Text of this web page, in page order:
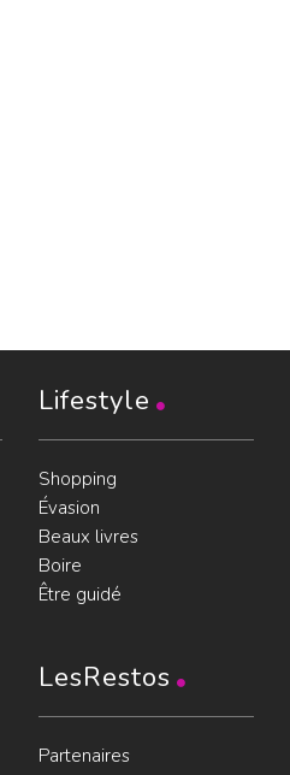
Lifestyle
Shopping
Évasion
Beaux livres
Boire
Être guidé
LesRestos
Partenaires